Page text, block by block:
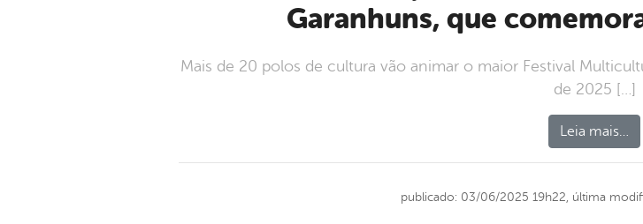
Garanhuns, que
Mais de 20 polos de cultura vão animar o maior Festival
de 2025 […]
Leia mais…
publicado: 03/06/2025 19h22, última